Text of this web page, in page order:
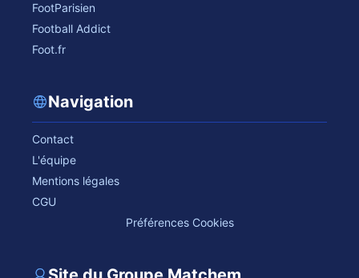
FootParisien
Football Addict
Foot.fr
Navigation
Contact
L'équipe
Mentions légales
CGU
Préférences Cookies